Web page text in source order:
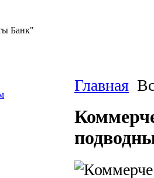
Банк"
Главная